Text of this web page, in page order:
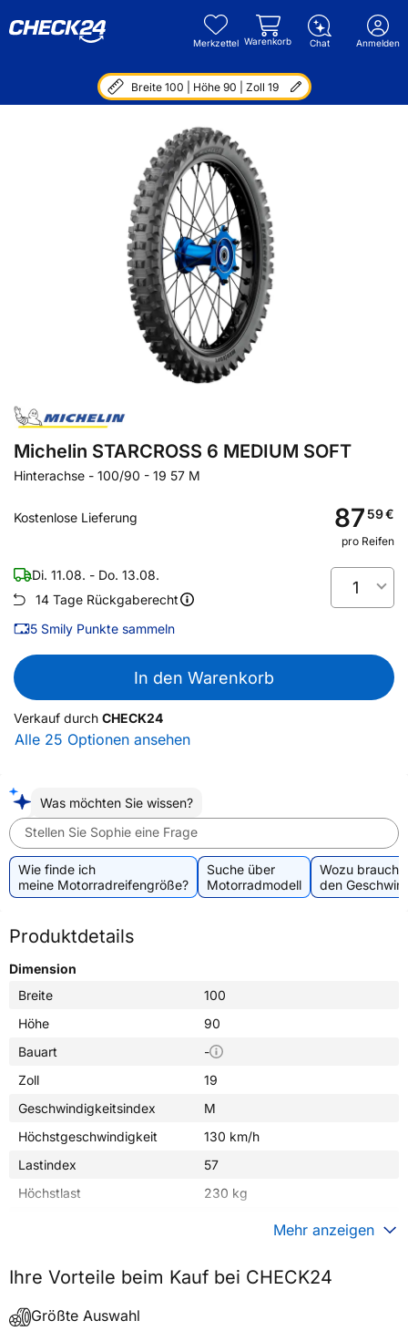
Merkzettel Warenkorb Chat Anmelden
Breite 100 | Höhe 90 | Zoll 19
Michelin STARCROSS 6 MEDIUM SOFT
Hinterachse - 100/90 - 19 57 M
Kostenlose Lieferung 8759€
pro Reifen
Di. 11.08. - Do. 13.08.
14 Tage Rückgaberecht
5 Smily Punkte sammeln
1
In den Warenkorb
Verkauf durch CHECK24
Alle 25 Optionen ansehen
Was möchten Sie wissen?
Stellen Sie Sophie eine Frage
Wie finde ich
meine Motorradreifengröße?
Suche über
Motorradmodell
Wozu
den
Produktdetails
Dimension
Breite
100
Höhe
90
Bauart
-
Zoll
19
Geschwindigkeitsindex
M
Höchstgeschwindigkeit
130 km/h
Lastindex
57
Höchstlast
230 kg
Fahrzeugtyp
Motorrad
Verwendung
Mehr anzeigen
Ihre Vorteile beim Kauf bei CHECK24
Größte Auswahl